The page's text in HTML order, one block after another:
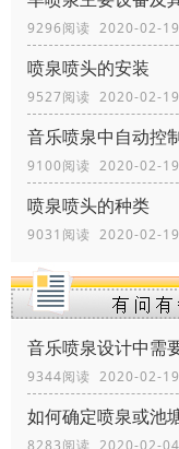
9296阅读 2020-02-
喷泉喷头的安装
9527阅读 2020-02-
音乐喷泉中自动控
9100阅读 2020-02-
喷泉喷头的种类
9031阅读 2020-02-
音乐喷泉设计中需
9344阅读 2020-02-
如何确定喷泉或池